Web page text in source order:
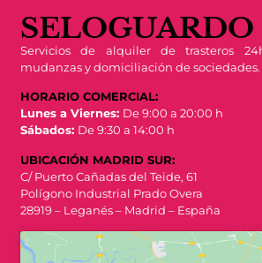
SELOGUARDO
Servicios de alquiler de trasteros
mudanzas y domiciliación de sociedades.
HORARIO COMERCIAL:
Lunes a Viernes: De 9:00 a 20:00 h
Sábados: De 9:30 a 14:00 h
UBICACIÓN MADRID SUR:
C/ Puerto Cañadas del Teide, 61
Polígono Industrial Prado Overa
28919 – Leganés – Madrid – España